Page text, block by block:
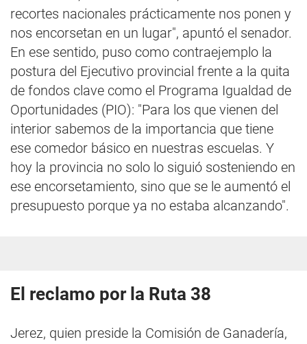
recortes nacionales prácticamente nos ponen y
nos encorsetan en un lugar", apuntó el senador.
En ese sentido, puso como contraejemplo la
postura del Ejecutivo provincial frente a la quita
de fondos clave como el Programa Igualdad de
Oportunidades (PIO): "Para los que vienen del
interior sabemos de la importancia que tiene
ese comedor básico en nuestras escuelas. Y
hoy la provincia no solo lo siguió sosteniendo en
ese encorsetamiento, sino que se le aumentó el
presupuesto porque ya no estaba alcanzando".
El reclamo por la Ruta 38
Jerez, quien preside la Comisión de Ganadería,